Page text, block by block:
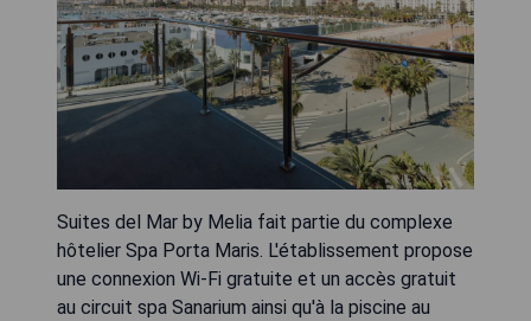
Suites del Mar by Melia fait partie du complexe
hôtelier Spa Porta Maris. L'établissement propose
une connexion Wi-Fi gratuite et un accès gratuit
au circuit spa Sanarium ainsi qu'à la piscine au